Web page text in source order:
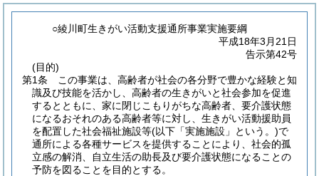
○綾川町生きがい活動支援通所事業実施要綱
平成18年3月21日
告示第42号
(目的)
第1条
この事業は、高齢者が社会の各分野で豊かな経験と知
識及び技能を活かし、高齢者の生きがいと社会参加を促進
するとともに、家に閉じこもりがちな高齢者、要介護状態
になるおそれのある高齢者等に対し、生きがい活動援助員
を配置した社会福祉施設等(以下「実施施設」という。)で
通所による各種サービスを提供することにより、社会的孤
立感の解消、自立生活の助長及び要介護状態になることの
予防を図ることを目的とする。